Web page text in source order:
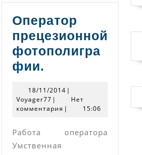
Оператор
прецезионной
фотополигра
фии.
18/11/201418/11/2014
|
Voyager77Voyager77
|
Нет
комментария | 15:06
Работа оператора
Умственная